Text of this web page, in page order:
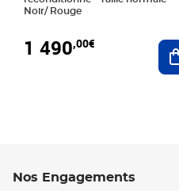
Noir/ Rouge
1 490,00€
Nos Engagements